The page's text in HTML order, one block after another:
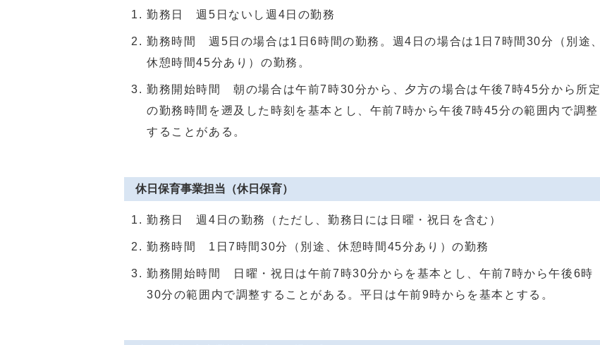
勤務日 週5日ないし週4日の勤務
勤務時間 週5日の場合は1日6時間の勤務。週4日の場合は1日7時間30分（別途、
休憩時間45分あり）の勤務。
勤務開始時間 朝の場合は午前7時30分から、夕方の場合は午後7時45分から所定
の勤務時間を遡及した時刻を基本とし、午前7時から午後7時45分の範囲内で調整
することがある。
休日保育事業担当（休日保育）
勤務日 週4日の勤務（ただし、勤務日には日曜・祝日を含む）
勤務時間 1日7時間30分（別途、休憩時間45分あり）の勤務
勤務開始時間 日曜・祝日は午前7時30分からを基本とし、午前7時から午後6時
30分の範囲内で調整することがある。平日は午前9時からを基本とする。